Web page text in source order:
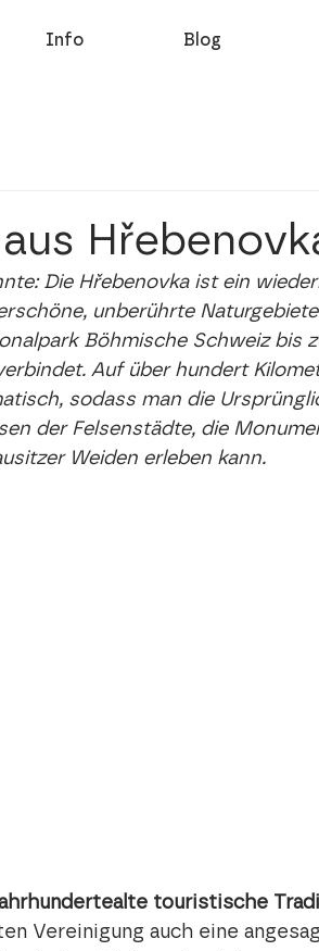
Info Blog
Die Hřebenovka ist ein
unberührte
Böhmische Schweiz bis
Auf über hundert
sodass man die
der Felsenstädte, die
Weiden erleben kann.
touristische
Vereinigung auch eine